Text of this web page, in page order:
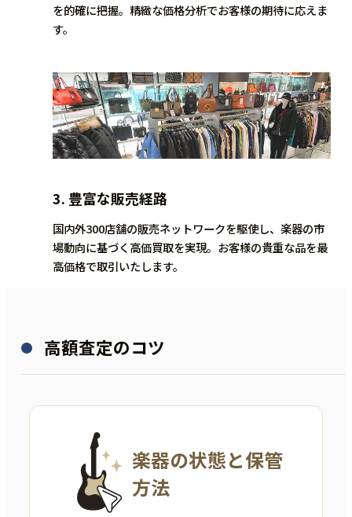
を的確に把握。精緻な価格分析でお客様の期待に応えま
す。
3. 豊富な販売経路
国内外300店舗の販売ネットワークを駆使し、楽器の市
場動向に基づく高価買取を実現。お客様の貴重な品を最
高価格で取引いたします。
高額査定のコツ
楽器の状態と保管
方法